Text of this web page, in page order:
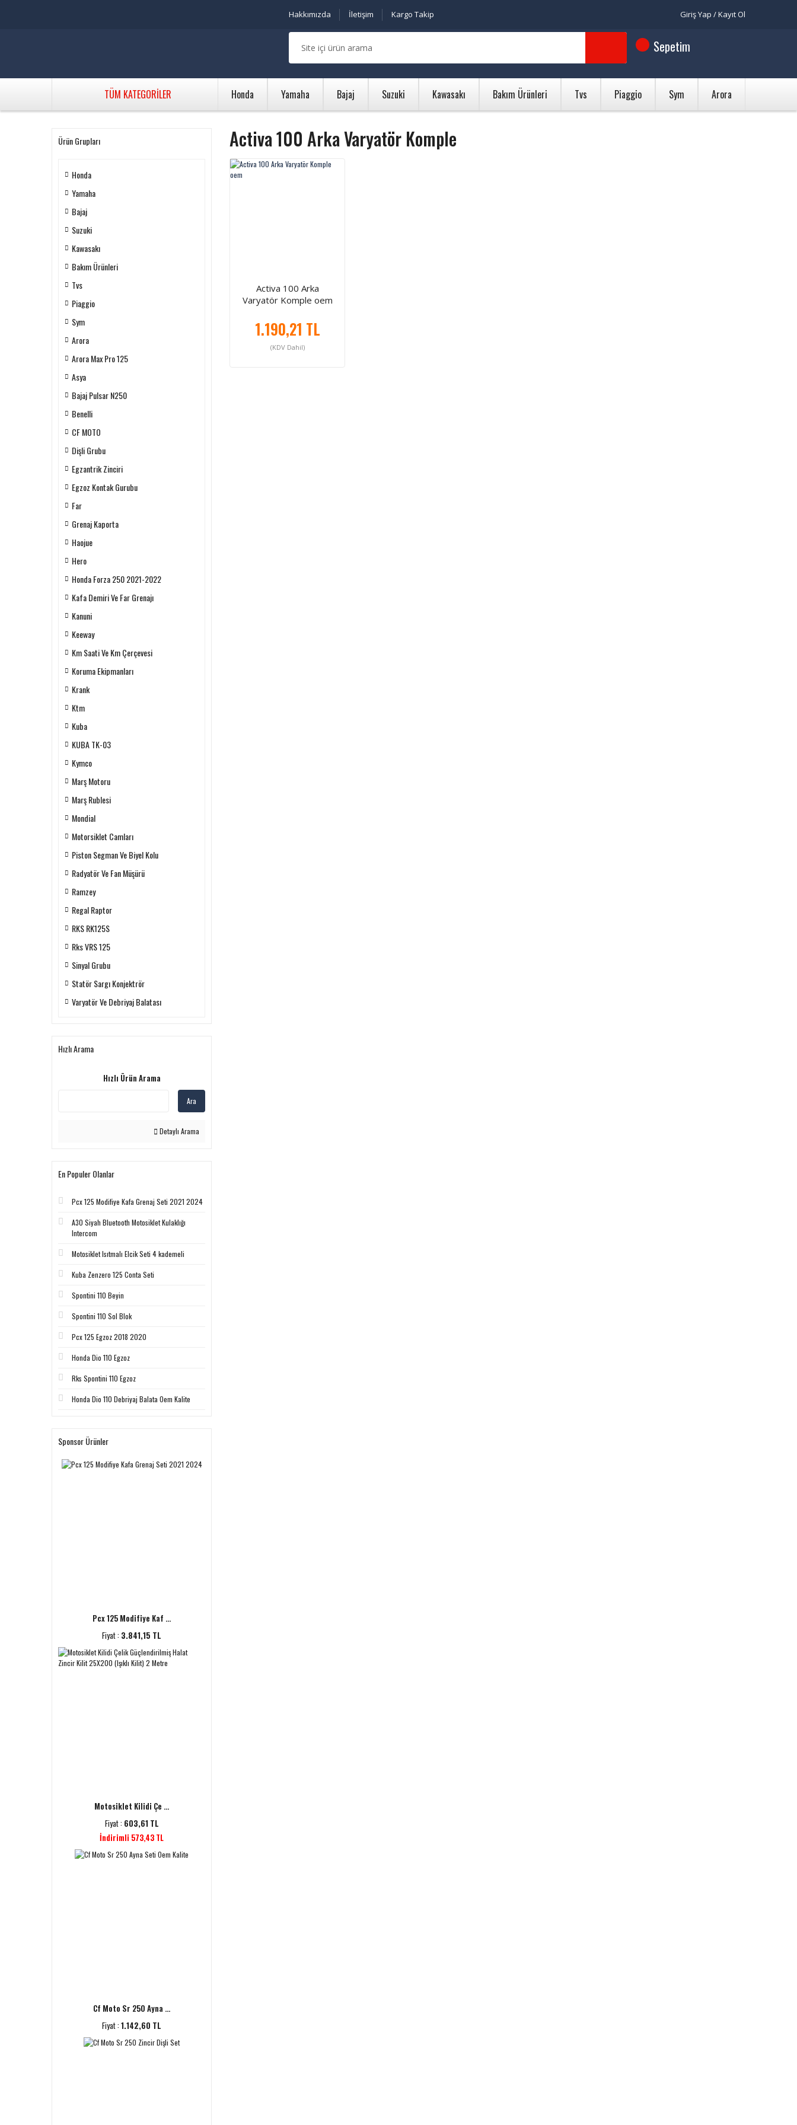
Hakkımızda İletişim Kargo Takip Giriş Yap / Kayıt Ol
Sepetim
TÜM KATEGORİLER Honda Yamaha Bajaj Suzuki Kawasakı Bakım Ürünleri Tvs Piaggio Sym Arora
Ürün Grupları
Honda
Yamaha
Bajaj
Suzuki
Kawasakı
Bakım Ürünleri
Tvs
Piaggio
Sym
Arora
Arora Max Pro 125
Asya
Bajaj Pulsar N250
Benelli
CF MOTO
Dişli Grubu
Egzantrik Zinciri
Egzoz Kontak Gurubu
Far
Grenaj Kaporta
Haojue
Hero
Honda Forza 250 2021-2022
Kafa Demiri Ve Far Grenajı
Kanuni
Keeway
Km Saati Ve Km Çerçevesi
Koruma Ekipmanları
Krank
Ktm
Kuba
KUBA TK-03
Kymco
Marş Motoru
Marş Rublesi
Mondial
Motorsiklet Camları
Piston Segman Ve Biyel Kolu
Radyatör Ve Fan Müşürü
Ramzey
Regal Raptor
RKS RK125S
Rks VRS 125
Sinyal Grubu
Statör Sargı Konjektrör
Varyatör Ve Debriyaj Balatası
Hızlı Arama
Hızlı Ürün Arama
Ara
Detaylı Arama
En Populer Olanlar
Pcx 125 Modifiye Kafa Grenaj Seti 2021 2024
A30 Siyah Bluetooth Motosiklet Kulaklığı
Intercom
Motosiklet Isıtmalı Elcik Seti 4 kademeli
Kuba Zenzero 125 Conta Seti
Spontini 110 Beyin
Spontini 110 Sol Blok
Pcx 125 Egzoz 2018 2020
Honda Dio 110 Egzoz
Rks Spontini 110 Egzoz
Honda Dio 110 Debriyaj Balata Oem Kalite
Sponsor Ürünler
Pcx 125 Modifiye Kaf ...
Fiyat : 3.841,15 TL
Motosiklet Kilidi Çe ...
Fiyat : 603,61 TL
İndirimli 573,43 TL
Cf Moto Sr 250 Ayna ...
Fiyat : 1.142,60 TL
Activa 100 Arka Varyatör Komple
Activa 100 Arka
Varyatör Komple oem
1.190,21 TL
(KDV Dahil)